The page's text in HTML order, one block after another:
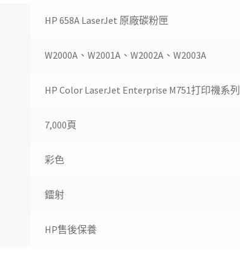
HP 658A LaserJet 原廠碳粉匣
W2000A、W2001A、W2002A、W2003A
HP Color LaserJet Enterprise M751打印禨系列
7,000頁
彩色
鐳射
HP售後保養